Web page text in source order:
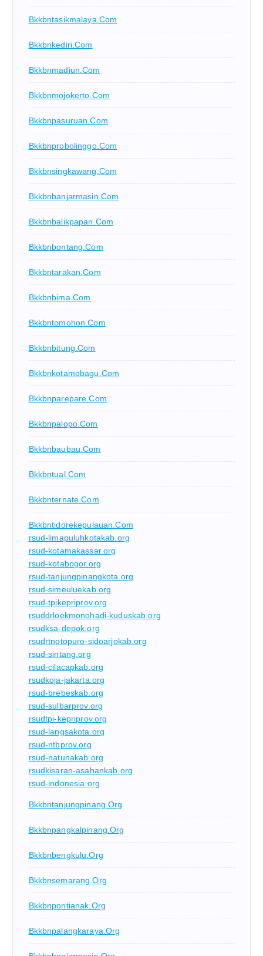
Bkkbntasikmalaya.com
Bkkbnkediri.com
Bkkbnmadiun.com
Bkkbnmojokerto.com
Bkkbnpasuruan.com
Bkkbnprobolinggo.com
Bkkbnsingkawang.com
Bkkbnbanjarmasin.com
Bkkbnbalikpapan.com
Bkkbnbontang.com
Bkkbntarakan.com
Bkkbnbima.com
Bkkbntomohon.com
Bkkbnbitung.com
Bkkbnkotamobagu.com
Bkkbnparepare.com
Bkkbnpalopo.com
Bkkbnbaubau.com
Bkkbntual.com
Bkkbnternate.com
Bkkbntidorekepulauan.com
rsud-limapuluhkotakab.org
rsud-kotamakassar.org
rsud-kotabogor.org
rsud-tanjungpinangkota.org
rsud-simeuluekab.org
rsud-tpikepriprov.org
rsuddrloekmonohadi-kuduskab.org
rsudksa-depok.org
rsudrtnotopuro-sidoarjokab.org
rsud-sintang.org
rsud-cilacapkab.org
rsudkoja-jakarta.org
rsud-brebeskab.org
rsud-sulbarprov.org
rsudtpi-kepriprov.org
rsud-langsakota.org
rsud-ntbprov.org
rsud-natunakab.org
rsudkisaran-asahankab.org
rsud-indonesia.org
Bkkbntanjungpinang.org
Bkkbnpangkalpinang.org
Bkkbnbengkulu.org
Bkkbnsemarang.org
Bkkbnpontianak.org
Bkkbnpalangkaraya.org